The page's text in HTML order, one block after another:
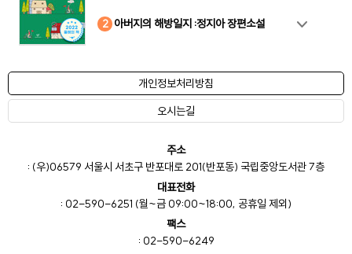
1
2 아버지의 해방일지 :정지아 장편소설
3
4
5
6
7
8
9
10
개인정보처리방침
오시는길
주소
: (우)06579 서울시 서초구 반포대로 201(반포동) 국립중앙도서관 7층
대표전화
: 02-590-6251 (월~금 09:00~18:00, 공휴일 제외)
팩스
: 02-590-6249